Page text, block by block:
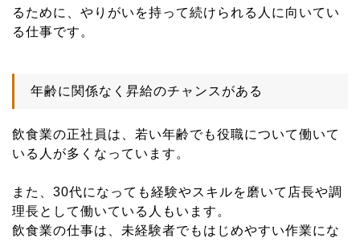
るために、やりがいを持って続けられる人に向いてい
る仕事です。
年齢に関係なく昇給のチャンスがある
飲食業の正社員は、若い年齢でも役職について働いて
いる人が多くなっています。
また、30代になっても経験やスキルを磨いて店長や調
理長として働いている人もいます。
飲食業の仕事は、未経験者でもはじめやすい作業にな